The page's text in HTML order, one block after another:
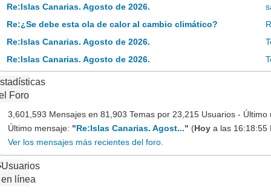
Re:Islas Canarias. Agosto de 2026.
Re:¿Se debe esta ola de calor al cambio climático?
Re:Islas Canarias. Agosto de 2026.
Re:Islas Canarias. Agosto de 2026.
Foro
3,601,593 Mensajes en 81,903 Temas por 23,215 Usuarios -
Último mensaje: "Re:Islas Canarias. Agost..." (Hoy a las 16:18:55
Ver los mensajes más recientes del foro.
Usuarios
en línea